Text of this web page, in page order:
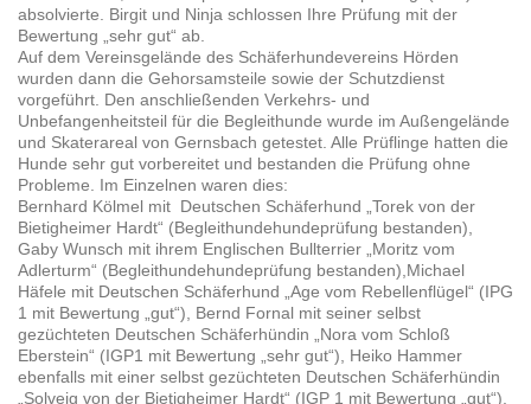
absolvierte. Birgit und Ninja schlossen Ihre Prüfung mit der
Bewertung „sehr gut“ ab.
Auf dem Vereinsgelände des Schäferhundevereins Hörden
wurden dann die Gehorsamsteile sowie der Schutzdienst
vorgeführt. Den anschließenden Verkehrs- und
Unbefangenheitsteil für die Begleithunde wurde im Außengelände
und Skaterareal von Gernsbach getestet. Alle Prüflinge hatten die
Hunde sehr gut vorbereitet und bestanden die Prüfung ohne
Probleme. Im Einzelnen waren dies:
Bernhard Kölmel mit Deutschen Schäferhund „Torek von der
Bietigheimer Hardt“ (Begleithundehundeprüfung bestanden),
Gaby Wunsch mit ihrem Englischen Bullterrier „Moritz vom
Adlerturm“ (Begleithundehundeprüfung bestanden),Michael
Häfele mit Deutschen Schäferhund „Age vom Rebellenflügel“ (IPG
1 mit Bewertung „gut“), Bernd Fornal mit seiner selbst
gezüchteten Deutschen Schäferhündin „Nora vom Schloß
Eberstein“ (IGP1 mit Bewertung „sehr gut“), Heiko Hammer
ebenfalls mit einer selbst gezüchteten Deutschen Schäferhündin
„Solveig von der Bietigheimer Hardt“ (IGP 1 mit Bewertung „gut“),